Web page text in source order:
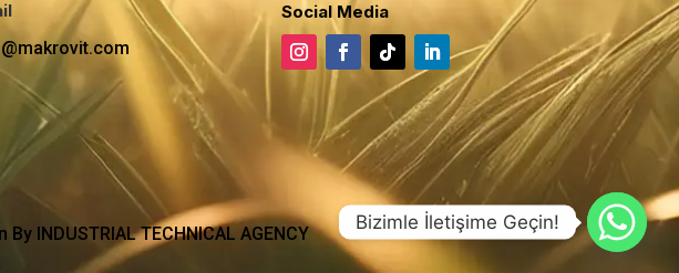
Social Media
INDUSTRIAL TECHNICAL AGENCY
Bizimle İletişime Geçin!